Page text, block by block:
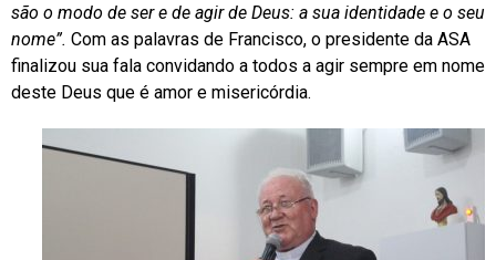
são o modo de ser e de agir de Deus: a sua identidade e o seu
nome”. Com as palavras de Francisco, o presidente da ASA
finalizou sua fala convidando a todos a agir sempre em nome
deste Deus que é amor e misericórdia.